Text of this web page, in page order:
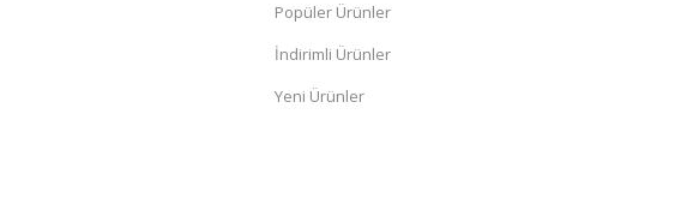
Popüler Ürünler
İndirimli Ürünler
Yeni Ürünler